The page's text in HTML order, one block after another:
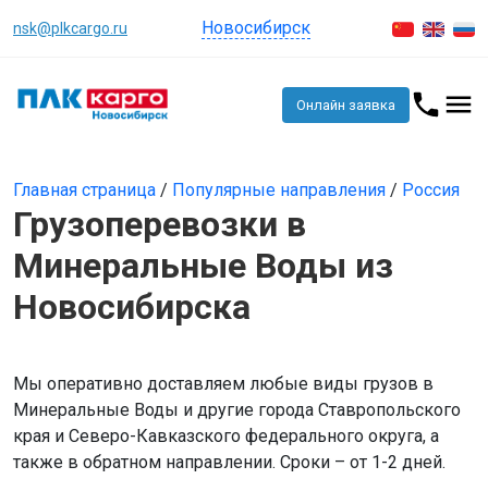
nsk@plkcargo.ru Новосибирск
Онлайн заявка
Главная страница / Популярные направления / Россия
Грузоперевозки в
Минеральные Воды из
Новосибирска
Мы оперативно доставляем любые виды грузов в
Минеральные Воды и другие города Ставропольского
края и Северо-Кавказского федерального округа, а
также в обратном направлении. Сроки – от 1-2 дней.